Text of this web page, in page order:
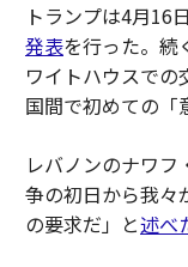
トランプは4月16
発表を行った。続
ワイトハウスで
国間で初めての「
レバノンのナワ
争の初日から我々
の要求だ」と述べ